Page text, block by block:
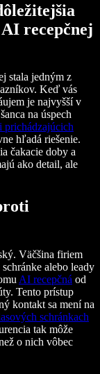
recepčnej
stala jedným z
Keď vás
je najvyšší v
na úspech
hľadá riešenie.
čakacie doby a
ako detail, ale
Väčšina firiem
alebo leady
AI recepčná od
Tento prístup
kontakt sa mení na
schránkach
tak môže
o nich vôbec